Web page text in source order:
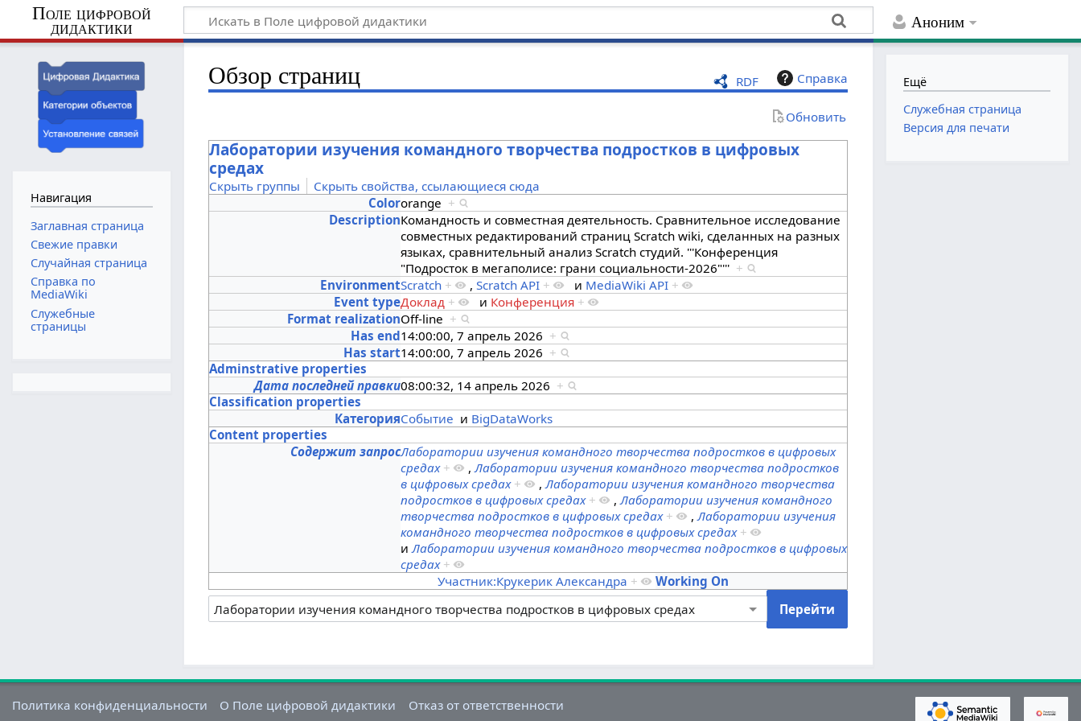
Аноним
Поле цифровой
дидактики
RDF Справка
Обзор страниц
Обновить
Лаборатории изучения командного творчества подростков в цифровых
средах
Скрыть группы
Скрыть свойства, ссылающиеся сюда
Colororange +
DescriptionКомандность и совместная деятельность. Cравнительное исследование
совместных редактирований страниц Scratch wiki, сделанных на разных
языках, сравнительный анализ Scratch студий. '''Конференция
"Подросток в мегаполисе: грани социальности-2026"''' +
EnvironmentScratch + ,Scratch API + и MediaWiki API +
Event typeДоклад + и Конференция +
Format realizationOff-line +
Has end14:00:00, 7 апрель 2026 +
Has start14:00:00, 7 апрель 2026 +
Adminstrative properties
Дата последней правки08:00:32, 14 апрель 2026 +
Classification properties
КатегорияСобытие и BigDataWorks
Content properties
Содержит запросЛаборатории изучения командного творчества подростков в цифровых
средах + ,Лаборатории изучения командного творчества подростков
в цифровых средах + ,Лаборатории изучения командного творчества
подростков в цифровых средах + ,Лаборатории изучения командного
творчества подростков в цифровых средах + ,Лаборатории изучения
командного творчества подростков в цифровых средах +
иЛаборатории изучения командного творчества подростков в цифровых
средах +
Working On
Участник:Крукерик Александра +
Навигация
Заглавная страница
Свежие правки
Случайная страница
Справка по
MediaWiki
Служебные
страницы
Ещё
Служебная страница
Версия для печати
Политика конфиденциальности О Поле цифровой дидактики Отказ от ответственности